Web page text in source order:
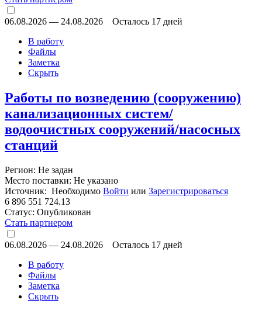
06.08.2026 — 24.08.2026
Осталось 17 дней
В работу
Файлы
Заметка
Скрыть
Работы по возведению (сооружению)
канализационных систем/
водоочистных сооружений/насосных
станций
Регион: Не задан
Место поставки: Не указано
Источник: Необходимо Войти или Зарегистрироваться
6 896 551 724.13
Статус: Опубликован
Стать партнером
06.08.2026 — 24.08.2026
Осталось 17 дней
В работу
Файлы
Заметка
Скрыть